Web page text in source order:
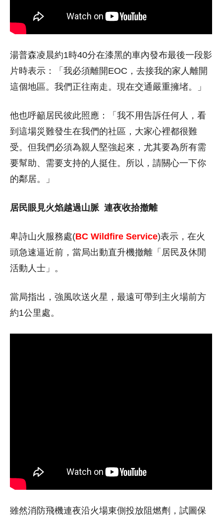
湯普森凌晨約1時40分在漆黑的車內發布最後一段影
片時表示：「我必須離開EOC，去接我的家人離開
這個地區。我們正往南走。現在交通嚴重擁堵。」
他也呼籲居民彼此照應：「我不用告訴任何人，看
到這場災難發生在我們的社區，大家心裡都很難
受。但我們必須為親人堅強起來，尤其要為所有需
要幫助、需要支持的人挺住。所以，請關心一下你
的鄰居。」
居民眼見火焰越過山脈 連夜收拾撤離
卑詩山火服務處(BC Wildfire Service)表示，在火
頭急速逼近前，當局出動直升機撤離「居民及休閒
活動人士」。
當局指出，強風吹送火星，最遠可帶到主火場前方
約1公里處。
雖然消防飛機連夜沿火場東側投放阻燃劑，試圖保